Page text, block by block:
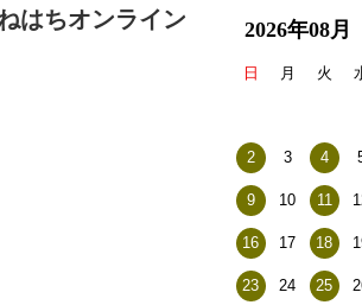
はちオンライン 2026年08月
日 月 火
2 3 4
9 10 11
16 17 18
23 24 25